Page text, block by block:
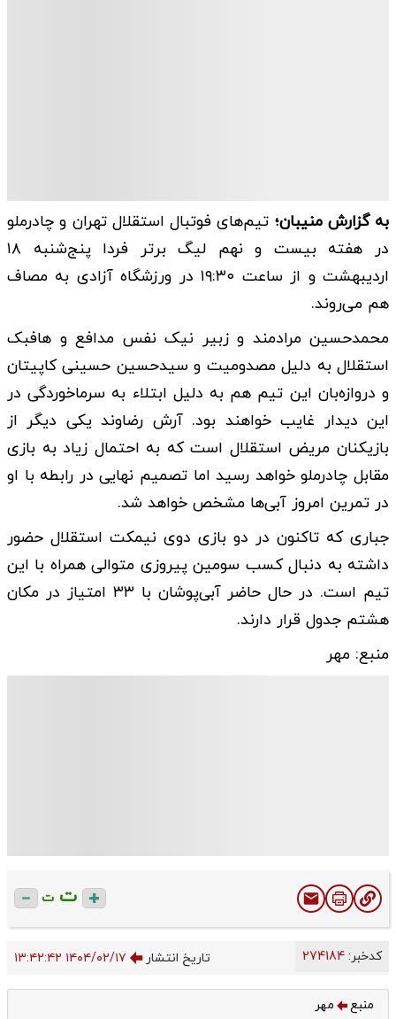
به گزارش منیبان؛ تیم‌های فوتبال استقلال تهران و چادرملو
در هفته بیست و نهم لیگ برتر فردا پنج‌شنبه ۱۸
اردیبهشت و از ساعت ۱۹:۳۰ در ورزشگاه آزادی به مصاف
هم می‌روند.
محمدحسین مرادمند و زبیر نیک نفس مدافع و هافبک
استقلال به دلیل مصدومیت و سیدحسین حسینی کاپیتان
و دروازه‌بان این تیم هم به دلیل ابتلاء به سرماخوردگی در
این دیدار غایب خواهند بود. آرش رضاوند یکی دیگر از
بازیکنان مریض استقلال است که به احتمال زیاد به بازی
مقابل چادرملو خواهد رسید اما تصمیم نهایی در رابطه با او
در تمرین امروز آبی‌ها مشخص خواهد شد.
جباری که تاکنون در دو بازی دوی نیمکت استقلال حضور
داشته به دنبال کسب سومین پیروزی متوالی همراه با این
تیم است. در حال حاضر آبی‌پوشان با ۳۳ امتیاز در مکان
هشتم جدول قرار دارند.
منبع: مهر
ت ت
کدخبر: تاریخ انتشار ۱۴۰۴/۰۲/۱۷ ۱۳:۴۲:۴۲
منبع مهر